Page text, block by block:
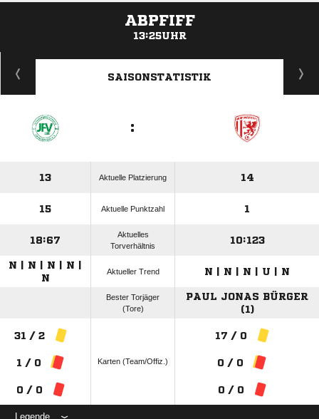
ABPFIFF
13:25UHR
ANZEIGE
SAISONSTATISTIK
:
13 Aktuelle Platzierung 14
15 Aktuelle Punktzahl 1
18:67
Aktuelles
Torverhältnis
10:123
N | N | N | N |
N
Aktueller Trend N | N | N | U | N
Bester Torjäger
(Tore)
PAUL JONAS BÜRGER
(1)
31 / 2
1 / 0
0 / 0
Karten (Team/Offiz.)
17 / 0
0 / 0
0 / 0
Legende